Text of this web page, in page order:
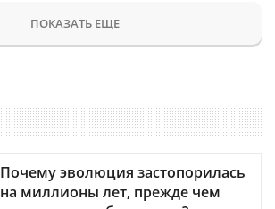
ПОКАЗАТЬ ЕЩЕ
Почему эволюция застопорилась
на миллионы лет, прежде чем